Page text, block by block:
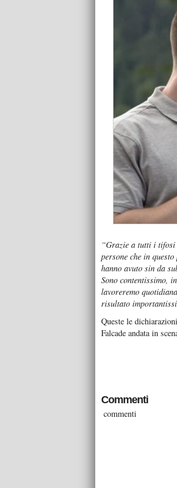
“Grazie a tutti i tifosi
persone che in
hanno avuto sin da
Sono contentissimo,
lavoreremo
risultato
Queste le
Falcade andata in
Commenti
commenti